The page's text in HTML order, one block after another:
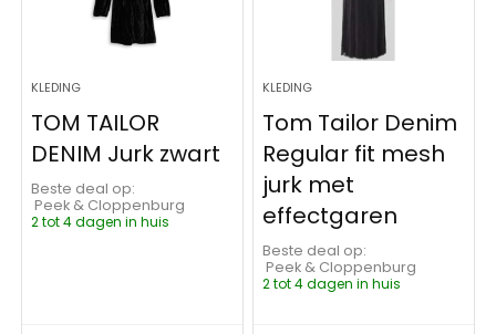
KLEDING
TOM TAILOR
DENIM Jurk zwart
Beste deal op:
Peek & Cloppenburg
2 tot 4 dagen in huis
KLEDING
Tom Tailor Denim
Regular fit mesh
jurk met
effectgaren
Beste deal op:
Peek & Cloppenburg
2 tot 4 dagen in huis